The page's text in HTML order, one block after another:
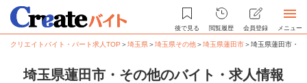
後で見る 閲覧履歴 会員登録 メニュー
クリエイトバイト・パート求人TOP ＞埼玉県＞埼玉県その他＞埼玉県蓮田市＞埼玉県蓮田市・
埼玉県蓮田市・その他のバイト・求人情報